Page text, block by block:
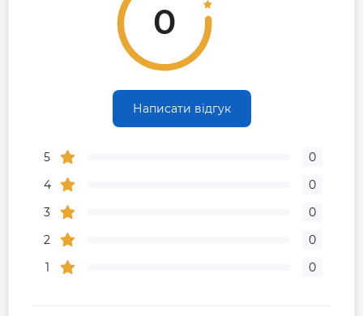
0
Написати відгук
5
0
4
0
3
0
2
0
1
0